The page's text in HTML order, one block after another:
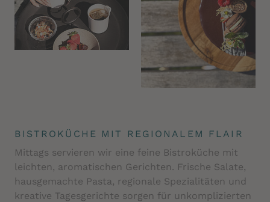
BISTROKÜCHE MIT REGIONALEM FLAIR
Mittags servieren wir eine feine Bistroküche mit
leichten, aromatischen Gerichten. Frische Salate,
hausgemachte Pasta, regionale Spezialitäten und
kreative Tagesgerichte sorgen für unkomplizierten